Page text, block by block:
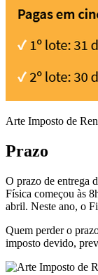
Arte Imposto de
Prazo
O prazo de entrega
Física começou às
abril. Neste ano, o
Quem perder o
imposto devido,